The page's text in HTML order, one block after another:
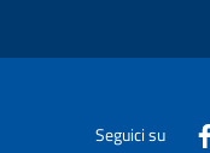
Seguici su